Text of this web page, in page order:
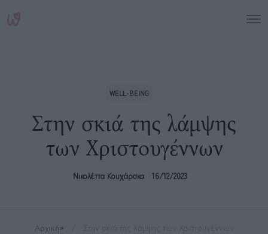
WELL-BEING
Στην σκιά της λάμψης
των Χριστουγέννων
Νικολέττα Κουχάρσκα 16/12/2023
Αρχική»